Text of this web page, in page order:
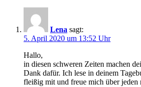
Lena sagt:
5. April 2020 um 13:52 Uhr
Hallo,
in diesen schweren Zeiten machen
Dank dafür. Ich lese in deinem
fleißig mit und freue mich über jeden